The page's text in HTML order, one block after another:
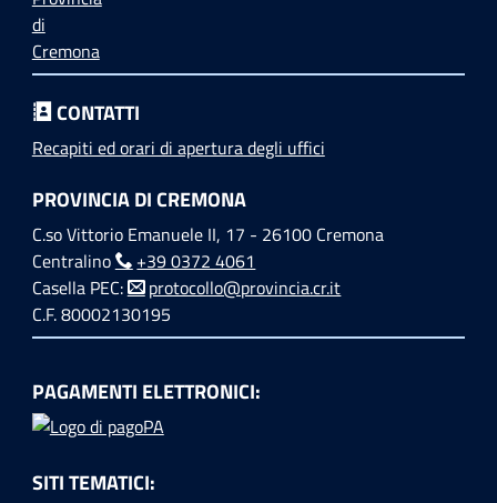
CONTATTI
Recapiti ed orari di apertura degli uffici
PROVINCIA DI CREMONA
C.so Vittorio Emanuele II, 17 - 26100 Cremona
Centralino
+39 0372 4061
Casella PEC:
protocollo@provincia.cr.it
C.F. 80002130195
PAGAMENTI ELETTRONICI:
SITI TEMATICI: